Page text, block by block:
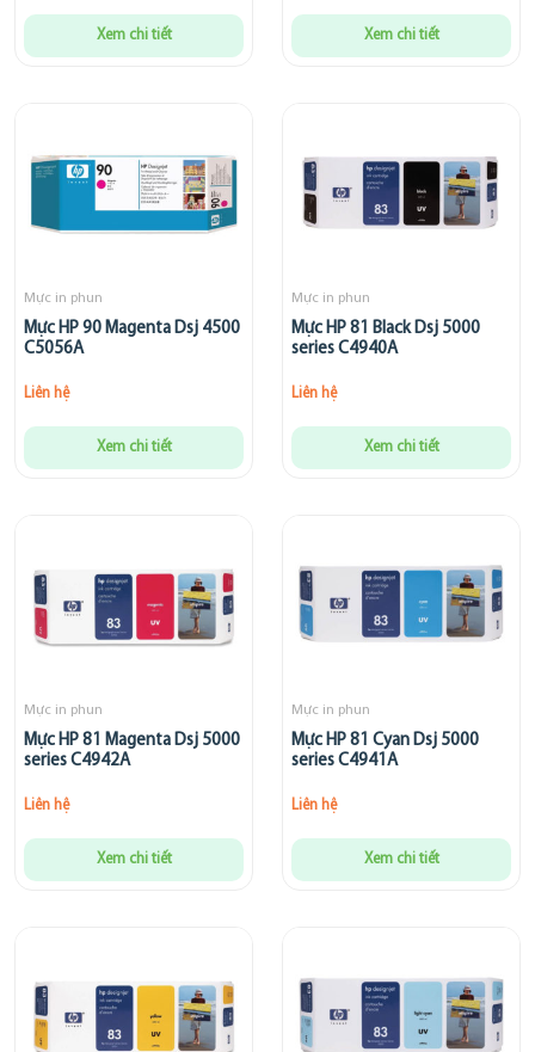
Xem chi tiết Xem chi tiết
Mực in phun
Mực HP 90 Magenta Dsj 4500
C5056A
Liên hệ
Xem chi tiết
Mực in phun
Mực HP 81 Black Dsj 5000
series C4940A
Liên hệ
Xem chi tiết
Mực in phun
Mực HP 81 Magenta Dsj 5000
series C4942A
Liên hệ
Xem chi tiết
Mực in phun
Mực HP 81 Cyan Dsj 5000
series C4941A
Liên hệ
Xem chi tiết